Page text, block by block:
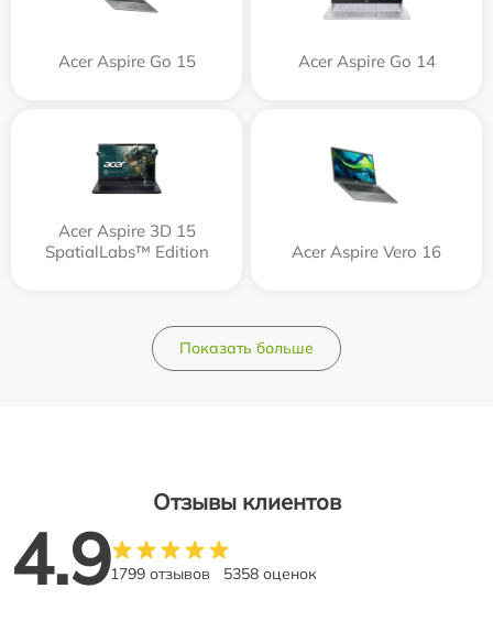
Acer Aspire Go 15 Acer Aspire Go 14
Acer Aspire 3D 15
SpatialLabs™ Edition
Acer Aspire Vero 16
Показать больше
Отзывы клиентов
4.91799 отзывов 5358 оценок